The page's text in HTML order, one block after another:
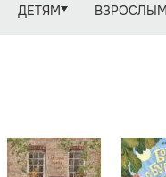
ДЕТЯМ